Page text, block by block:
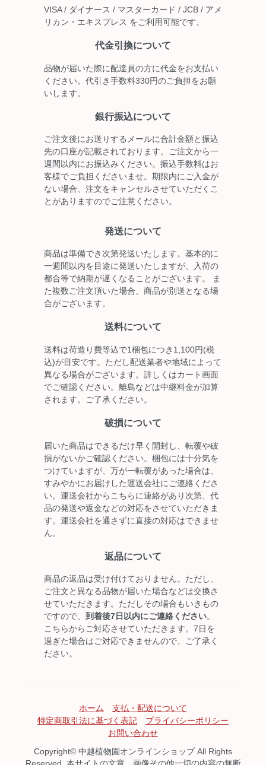
VISA / ダイナース / マスターカード / JCB / アメ
リカン・エキスプレス をご利用可能です。
代金引換について
品物が届いた際に配達員の方に代金をお支払い
ください。代引き手数料330円のご負担をお願
いします。
銀行振込について
ご注文後にお送りするメールに合計金額と振込
先の口座が記載されております。ご注文から一
週間以内にお振込みください。振込手数料はお
客様でご負担くださいませ。期限内にご入金が
ない場合、注文をキャンセルさせていただくこ
とがありますのでご注意ください。
発送について
商品は準備でき次第発送いたします。基本的に
一週間以内を目途に発送いたしますが、入荷の
都合等で納期が遅くなることがございます。 ま
た複数ご注文頂いた場合、商品が別送となる場
合がございます。
送料について
送料は荷造り費等込で1梱包につき1,100円(税
込)が目安です。ただし配送業者や地域によって
異なる場合がございます。詳しくはカート画面
でご確認ください。離島などは中継料金が加算
されます。ご了承ください。
破損について
届いた商品はできるだけ早く開封し、転覆や破
損がないかご確認ください。梱包には十分気を
つけていますが、万が一転覆があった場合は、
すみやかにお届けした運送会社にご連絡くださ
い。運送会社からこちらに連絡があり次第、代
品の発送や返金などの対応をさせていただきま
す。運送会社を通さずに直接の対応はできませ
ん。
返品について
商品の返品は受け付けておりません。ただし、
ご注文と異なる品物が届いた場合などは交換さ
せていただきます。ただしその場合もいきもの
ですので、 到着後7日以内にご連絡ください。
こちらからご対応させていただきます。7日を
過ぎた場合はご対応できませんので、ご了承く
ださい。
ホーム
支払・配送について
特定商取引法に基づく表記
プライバシーポリシー
お問い合わせ
Copyright© 中越植物園オンラインショップ All Rights